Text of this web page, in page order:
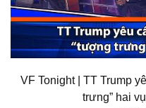
VF Tonight | TT Trump
trưng” hai